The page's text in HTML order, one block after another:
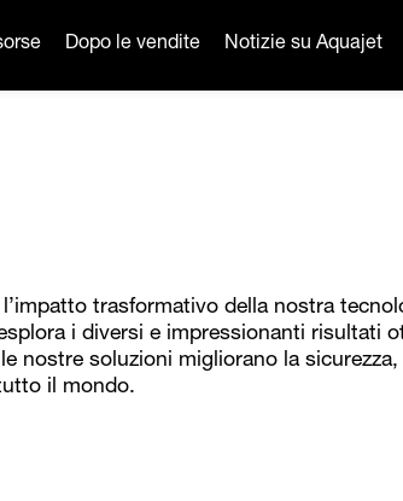
Dopo le vendite Notizie su Aquajet
trasformativo della nostra
i diversi e impressionanti risultati
nostre soluzioni migliorano la sicurezza,
il mondo.